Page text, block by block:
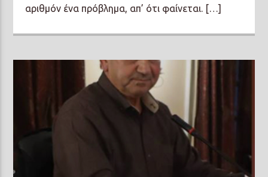
αριθμόν ένα πρόβλημα, απ’ ότι φαίνεται. […]